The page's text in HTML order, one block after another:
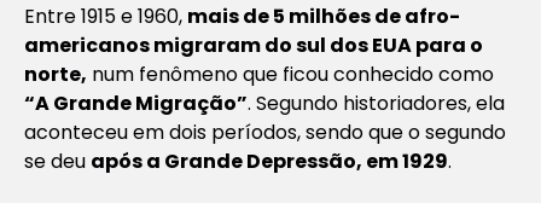
Entre 1915 e 1960, mais de 5 milhões de afro-
americanos migraram do sul dos EUA para o
norte, num fenômeno que ficou conhecido como
“A Grande Migração”. Segundo historiadores, ela
aconteceu em dois períodos, sendo que o segundo
se deu após a Grande Depressão, em 1929.